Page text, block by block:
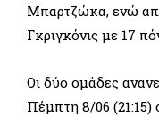
Μπαρτζώκα, ενώ
Γκριγκόνις με 17
Οι δύο ομάδες
Πέμπτη 8/06